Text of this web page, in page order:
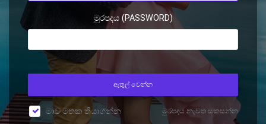
මුරපදය (PASSWORD)
ඇතුල් වෙන්න
මාව මතක තියාගන්න මුරපදය නැවත සකසන්න